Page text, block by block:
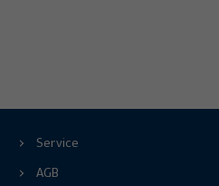
Service
AGB